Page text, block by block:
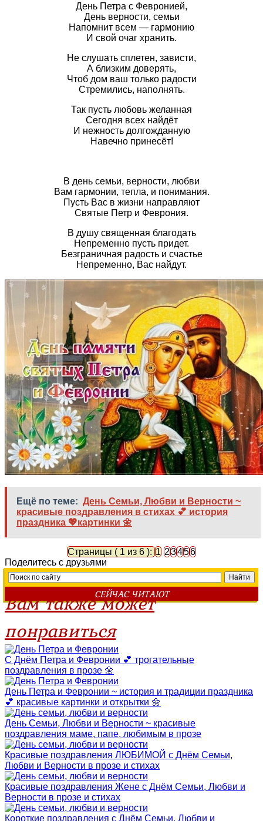
День Петра с Февронией,
День верности, семьи
Напомнит всем — гармонию
И свой очаг хранить.
Не слушать сплетен, зависти,
А близким доверять,
Чтоб дом ваш только радости
Стремились, наполнять.
Так пусть любовь желанная
Сегодня всех найдёт
И нежность долгожданную
Навечно принесёт!
В день семьи, верности, любви
Вам гармонии, тепла, и понимания.
Пусть Вас в жизни направляют
Святые Петр и Феврония.
В душу священная благодать
Непременно пусть придет.
Безграничная радость и счастье
Непременно, Вас найдут.
Ещё по теме: День Семьи, Любви и Верности ~
красивые поздравления в стихах 💕 история
праздника 💖картинки 🌼
Страницы ( 1 из 6 ):1 23456
Поделитесь с друзьями
СЕЙЧАС ЧИТАЮТ
Вам также может
понравиться
С Днём Петра и Февронии 💕 трогательные
поздравления в прозе 🌼
День Петра и Февронии ~ история и традиции праздника
💕 красивые картинки и открытки 🌼
День Семьи, Любви и Верности ~ красивые
поздравления маме, папе, любимым в прозе
Красивые поздравления ЛЮБИМОЙ с Днём Семьи,
Любви и Верности в прозе и стихах
Красивые поздравления Жене с Днём Семьи, Любви и
Верности в прозе и стихах
Короткие поздравления с Днём Семьи, Любви и